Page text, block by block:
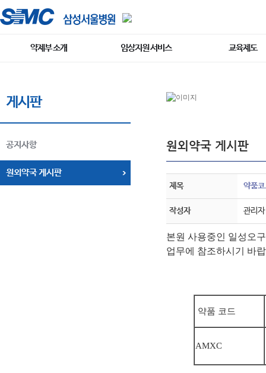
약제부 소개 임상지원 서비스 교육제도
게시판
공지사항
원외약국 게시판
원외약국 게시판
제목 약품
작성자 관리자
본원 사용중인 일성오
업무에 참조하시기 바
약품 코드
AMXC